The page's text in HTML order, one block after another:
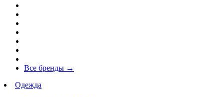
Все бренды →
Одежда